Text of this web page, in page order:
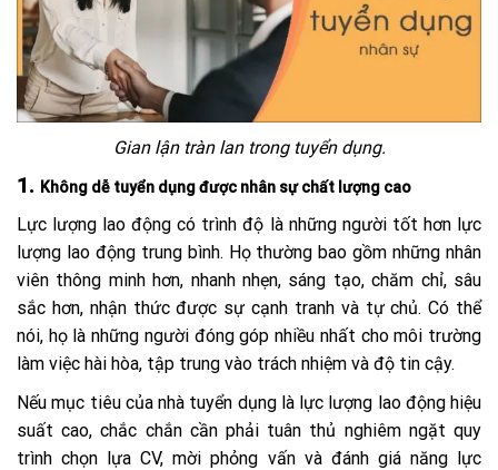
Gian lận tràn lan trong tuyển dụng.
1. Không dễ tuyển dụng được nhân sự chất lượng cao
Lực lượng lao động có trình độ là những người tốt hơn lực
lượng lao động trung bình. Họ thường bao gồm những nhân
viên thông minh hơn, nhanh nhẹn, sáng tạo, chăm chỉ, sâu
sắc hơn, nhận thức được sự cạnh tranh và tự chủ. Có thể
nói, họ là những người đóng góp nhiều nhất cho môi trường
làm việc hài hòa, tập trung vào trách nhiệm và độ tin cậy.
Nếu mục tiêu của nhà tuyển dụng là lực lượng lao động hiệu
suất cao, chắc chắn cần phải tuân thủ nghiêm ngặt quy
trình chọn lựa CV, mời phỏng vấn và đánh giá năng lực